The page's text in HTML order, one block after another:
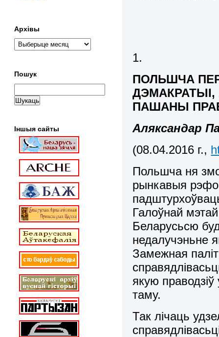
1.
ПОЛЬШЧА
ДЭМАКРАТЫІ,
ПАШАНЫ
Аляксандар
(08.04.2016 г.,
Польшча ня
рынкавыя
Галоўнай
Беларусьсю
недалучэньне
Замежная
якую праводзіў
таму.
Так лічаць
Архівы
Пошук
Іншыя сайты